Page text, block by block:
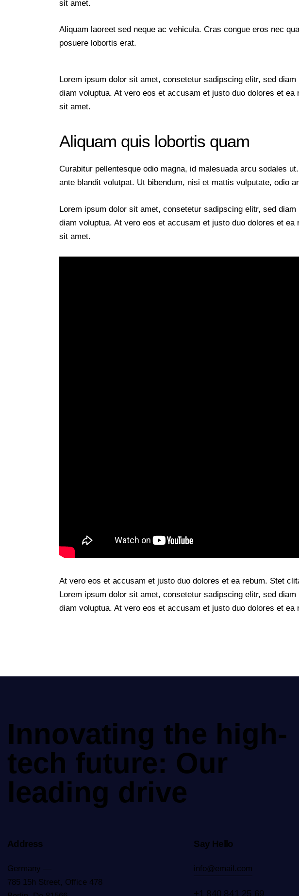
sit amet.
Aliquam laoreet sed neque ac vehicula. Cras congue eros nec
posuere lobortis erat.
Lorem ipsum dolor sit amet, consetetur sadipscing elitr, sed
diam voluptua. At vero eos et accusam et justo duo dolores et
sit amet.
Aliquam quis lobortis quam
Curabitur pellentesque odio magna, id malesuada arcu sodales
ante blandit volutpat. Ut bibendum, nisi et mattis vulputate, odio
Lorem ipsum dolor sit amet, consetetur sadipscing elitr, sed
diam voluptua. At vero eos et accusam et justo duo dolores et
sit amet.
At vero eos et accusam et justo duo dolores et ea rebum. Stet
Lorem ipsum dolor sit amet, consetetur sadipscing elitr, sed
diam voluptua. At vero eos et accusam et justo duo dolores et
Innovating the high-
tech future: Our
leading drive
Address
Germany —
785 15h Street, Office 478
Say Hello
info@email.com
+1 840 841 25 69